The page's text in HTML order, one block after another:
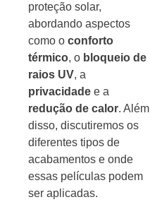
proteção solar,
abordando aspectos
como o conforto
térmico, o bloqueio de
raios UV, a
privacidade e a
redução de calor. Além
disso, discutiremos os
diferentes tipos de
acabamentos e onde
essas películas podem
ser aplicadas.